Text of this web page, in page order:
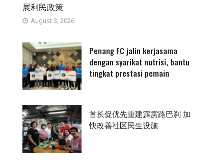
展利民政策
August 3, 2026
Penang FC jalin kerjasama
dengan syarikat nutrisi, bantu
tingkat prestasi pemain
首长促优先重建霹雳路巴刹 加
快改善社区民生设施